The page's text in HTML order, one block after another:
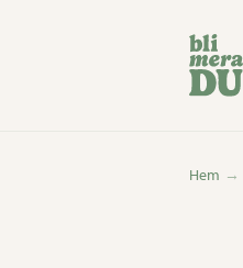
Hem